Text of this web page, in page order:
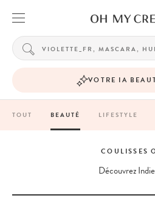
VOTRE IA
TOUT BEAUTÉ LIFESTYLE
COULISSES
Découvrez